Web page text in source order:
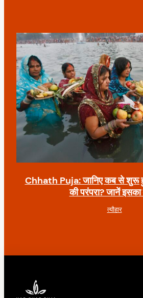
Chhath Puja: जानिए कब से शुरू
की परंपरा? जानें इसका
त्यौहार